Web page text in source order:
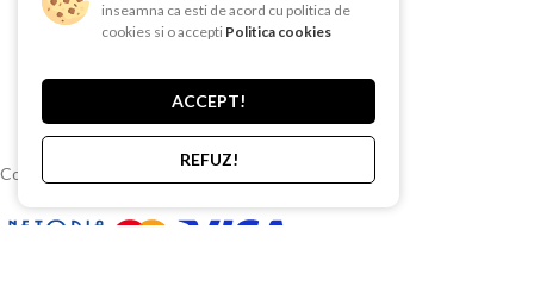
Termeni si conditii
Politica de Confientialitate
Politica de retur
Livrare si plata
Copyright © 2015-2025 EBAC TEHNIC
inseamna ca esti de acord cu politica de
cookies si o accepti Politica cookies
ACCEPT!
REFUZ!